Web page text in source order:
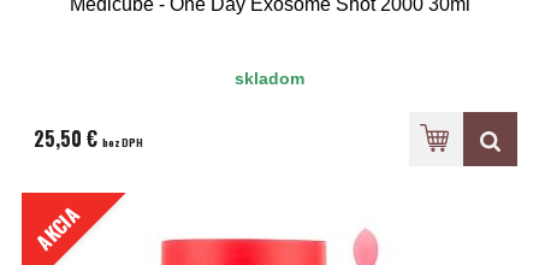
Medicube - One Day Exosome Shot 2000 30ml
skladom
25,50 € bez DPH
AKCIA